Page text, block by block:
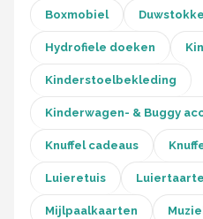
Boxmobiel
Hydrofiele doeken
Kinderstoelbekleding
Kinderwagen- & Buggy
Knuffel cadeaus
Luieretuis
Mijlpaalkaarten